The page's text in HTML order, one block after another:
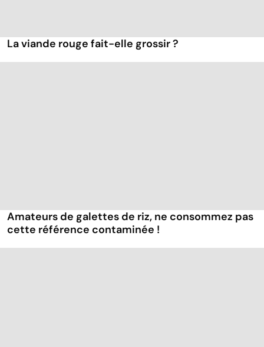
La viande rouge fait-elle grossir ?
Amateurs de galettes de riz, ne consommez pas
cette référence contaminée !